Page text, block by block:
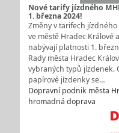
Nové tarify jízdného
1. března 2024!
Změny v tarifech
ve městě Hradec Králové
nabývají platnosti 1.
Rady města Hradec
vybraných typů jízdenek.
papírové jízdenky se…
Dopravní podnik města
hromadná doprava